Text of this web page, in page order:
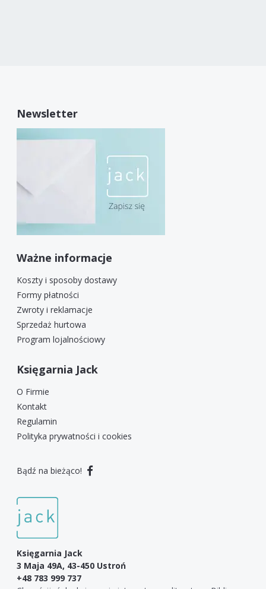
Newsletter
Ważne informacje
Koszty i sposoby dostawy
Formy płatności
Zwroty i reklamacje
Sprzedaż hurtowa
Program lojalnościowy
Księgarnia Jack
O Firmie
Kontakt
Regulamin
Polityka prywatności i cookies
Bądź na bieżąco!
Księgarnia Jack
3 Maja 49A, 43-450 Ustroń
+48 783 999 737